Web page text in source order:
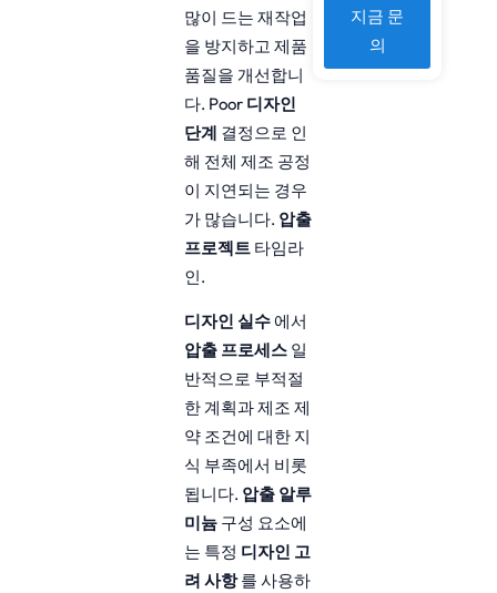
많이 드는 재작업
을 방지하고 제품
품질을 개선합니
다. Poor 디자인
단계 결정으로 인
해 전체 제조 공정
이 지연되는 경우
가 많습니다. 압출
프로젝트 타임라
인.
디자인 실수에서
압출 프로세스 일
반적으로 부적절
한 계획과 제조 제
약 조건에 대한 지
식 부족에서 비롯
됩니다. 압출 알루
미늄 구성 요소에
는 특정 디자인 고
려 사항를 사용하
지금 문
의